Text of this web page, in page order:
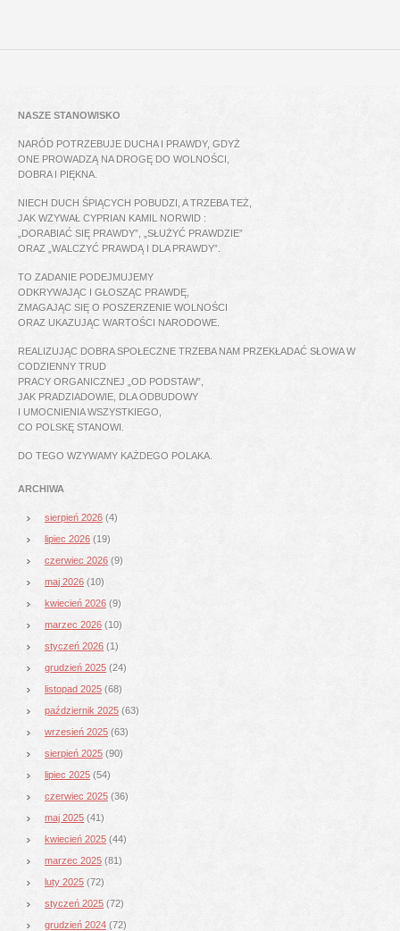
NASZE STANOWISKO
NARÓD POTRZEBUJE DUCHA I PRAWDY, GDYŻ
ONE PROWADZĄ NA DROGĘ DO WOLNOŚCI,
DOBRA I PIĘKNA.
NIECH DUCH ŚPIĄCYCH POBUDZI, A TRZEBA TEŻ,
JAK WZYWAŁ CYPRIAN KAMIL NORWID :
„DORABIAĆ SIĘ PRAWDY”, „SŁUŻYĆ PRAWDZIE”
ORAZ „WALCZYĆ PRAWDĄ I DLA PRAWDY”.
TO ZADANIE PODEJMUJEMY
ODKRYWAJĄC I GŁOSZĄC PRAWDĘ,
ZMAGAJĄC SIĘ O POSZERZENIE WOLNOŚCI
ORAZ UKAZUJĄC WARTOŚCI NARODOWE.
REALIZUJĄC DOBRA SPOŁECZNE TRZEBA NAM PRZEKŁADAĆ SŁOWA W
CODZIENNY TRUD
PRACY ORGANICZNEJ „OD PODSTAW”,
JAK PRADZIADOWIE, DLA ODBUDOWY
I UMOCNIENIA WSZYSTKIEGO,
CO POLSKĘ STANOWI.
DO TEGO WZYWAMY KAŻDEGO POLAKA.
ARCHIWA
sierpień 2026 (4)
lipiec 2026 (19)
czerwiec 2026 (9)
maj 2026 (10)
kwiecień 2026 (9)
marzec 2026 (10)
styczeń 2026 (1)
grudzień 2025 (24)
listopad 2025 (68)
październik 2025 (63)
wrzesień 2025 (63)
sierpień 2025 (90)
lipiec 2025 (54)
czerwiec 2025 (36)
maj 2025 (41)
kwiecień 2025 (44)
marzec 2025 (81)
luty 2025 (72)
styczeń 2025 (72)
grudzień 2024 (72)